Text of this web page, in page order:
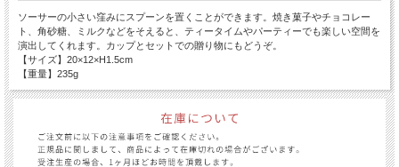
ソーサーの小さい窪みにスプーンを置くことができます。焼き菓子やチョコレー
ト、角砂糖、ミルクなどをそえると、ティータイムやパーティーでも楽しい空間を
演出してくれます。カップとセットでの贈り物にもどうぞ。
【サイズ】20×12×H1.5cm
【重量】235g